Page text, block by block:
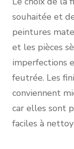
souhaitée et
peintures
et les pièces
imperfections
feutrée. Les
conviennent
car elles sont
faciles à